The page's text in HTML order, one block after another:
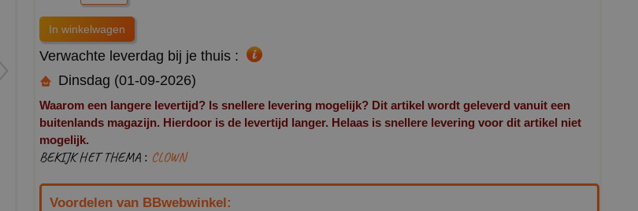
Verwachte leverdag bij je thuis :
Dinsdag (01-09-2026)
Waarom een langere levertijd? Is snellere levering mogelijk? Dit artikel wordt geleverd vanuit een
buitenlands magazijn. Hierdoor is de levertijd langer. Helaas is snellere levering voor dit artikel niet
mogelijk.
BEKIJK HET THEMA : CLOWN
Voordelen van BBwebwinkel: